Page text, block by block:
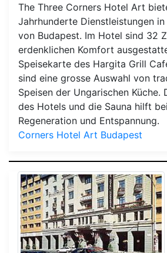
The Three Corners Hotel Art
Jahrhunderte Dienstleistungen
von Budapest. Im Hotel sind 32
erdenklichen Komfort
Speisekarte des Hargita Grill
sind eine grosse Auswahl von
Speisen der Ungarischen Küche.
des Hotels und die Sauna hilft
Regeneration und Entspannung.
Corners Hotel Art Budapest